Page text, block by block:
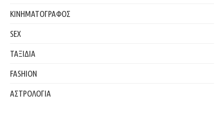
ΚΙΝΗΜΑΤΟΓΡΑΦΟΣ
SEX
ΤΑΞΙΔΙΑ
FASHION
ΑΣΤΡΟΛΟΓΙΑ